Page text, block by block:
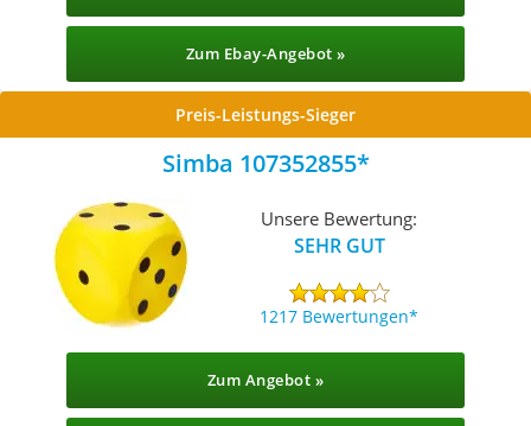
Zum Ebay-Angebot »
Preis-Leistungs-Sieger
Simba 107352855
Unsere Bewertung:
SEHR GUT
1217 Bewertungen
Zum Angebot »